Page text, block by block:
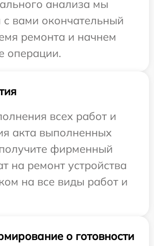
анализа мы
с вами окончательный
ремонта и начнем
операции.
всех работ и
акта выполненных
фирменный
на ремонт устройства
на все виды работ и
о готовности